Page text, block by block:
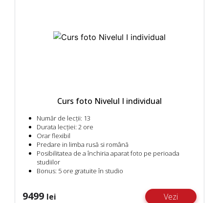
Curs foto Nivelul I individual
Număr de lecții: 13
Durata lecției: 2 ore
Orar flexibil
Predare in limba rusă si română
Posibilitatea de a închiria aparat foto pe perioada
studiilor
Bonus: 5 ore gratuite în studio
9499 lei Vezi